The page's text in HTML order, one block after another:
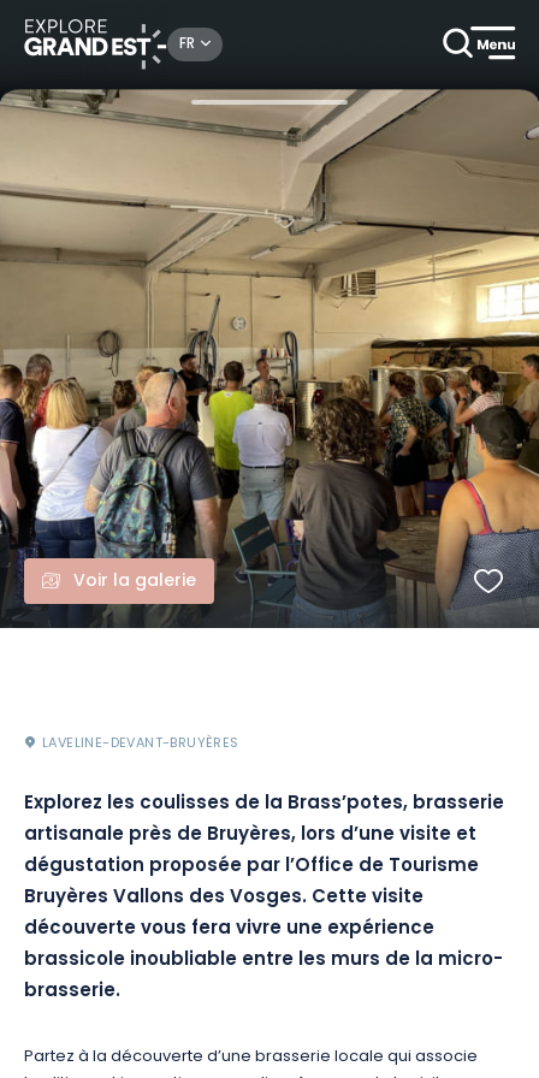
FR
Gastronomie & oenotourisme Visite et dégustation à la Brass'Potes, brasserie artisanale près de Bruyères
Voir la galerie
LAVELINE-DEVANT-BRUYÈRES
Explorez les coulisses de la Brass’potes, brasserie
artisanale près de Bruyères, lors d’une visite et
dégustation proposée par l’Office de Tourisme
Bruyères Vallons des Vosges. Cette visite
découverte vous fera vivre une expérience
brassicole inoubliable entre les murs de la micro-
brasserie.
Partez à la découverte d’une brasserie locale qui associe